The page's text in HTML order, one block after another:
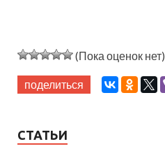
(Пока оценок нет)
поделиться
СТАТЬИ